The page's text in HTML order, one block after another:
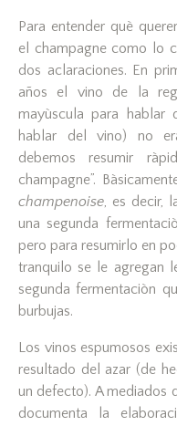
Para entender què
el champagne como lo
dos aclaraciones. En
años el vino de la
mayùscula para
hablar del vino) no
debemos resumir
champagne”.
champenoise, es decir,
una segunda
pero para resumirlo en
tranquilo se le agregan
segunda fermentaciòn
burbujas.
Los vinos espumosos
resultado del azar (de
un defecto). A mediados
documenta la